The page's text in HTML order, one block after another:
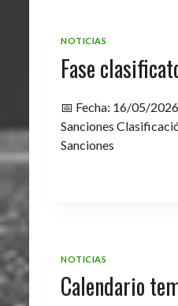
NOTICIAS
Fase
📅 Fecha: 16/05/
Sanciones
Sanciones
NOTICIAS
Calendario